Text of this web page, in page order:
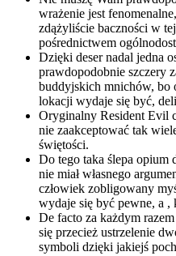
wrażenie jest
zdążyliście baczności w
pośrednictwem
Dzięki deser nadal jedna
prawdopodobnie szczery
buddyjskich mnichów, bo
lokacji wydaje się być,
Oryginalny Resident Evil
nie zaakceptować tak
świętości.
Do tego taka ślepa opium
nie miał własnego
człowiek zobligowany
wydaje się być pewne, a ,
De facto za każdym
się przecież ustrzelenie
symboli dzięki jakiejś